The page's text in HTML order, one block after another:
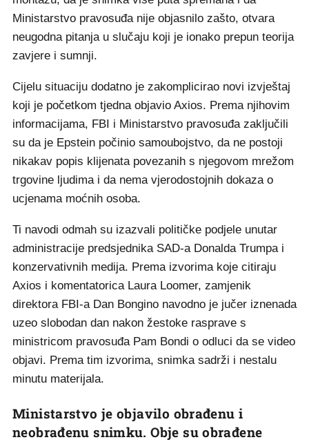
Ministarstvo pravosuđa nije objasnilo zašto, otvara
neugodna pitanja u slučaju koji je ionako prepun teorija
zavjere i sumnji.
Cijelu situaciju dodatno je zakomplicirao novi izvještaj
koji je početkom tjedna objavio Axios. Prema njihovim
informacijama, FBI i Ministarstvo pravosuđa zaključili
su da je Epstein počinio samoubojstvo, da ne postoji
nikakav popis klijenata povezanih s njegovom mrežom
trgovine ljudima i da nema vjerodostojnih dokaza o
ucjenama moćnih osoba.
Ti navodi odmah su izazvali političke podjele unutar
administracije predsjednika SAD-a Donalda Trumpa i
konzervativnih medija. Prema izvorima koje citiraju
Axios i komentatorica Laura Loomer, zamjenik
direktora FBI-a Dan Bongino navodno je jučer iznenada
uzeo slobodan dan nakon žestoke rasprave s
ministricom pravosuđa Pam Bondi o odluci da se video
objavi. Prema tim izvorima, snimka sadrži i nestalu
minutu materijala.
Ministarstvo je objavilo obrađenu i
neobrađenu snimku. Obje su obrađene